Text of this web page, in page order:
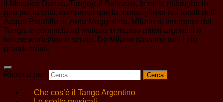
Il Mosaico Danza, Tangoy, il Bellezza, le mille milonghe in
giro per la città, compresa quella meravigliosa nei locali dell’
Acqua Potabile in zona Maggiolina. Milano si innamora del
Tango, e comincia ad invitare in massa artisti argentini a
tenere workshop e serate. Da Milano passano tutti i più
grandi artisti.
Ricerca per:
Che cos’è il Tango Argentino